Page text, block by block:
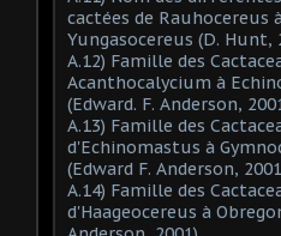
cactées de Rauhocereus
Yungasocereus (D. Hunt,
A.12) Famille des
Acanthocalycium à
(Edward. F. Anderson,
A.13) Famille des
d'Echinomastus à
(Edward F. Anderson,
A.14) Famille des
d'Haageocereus à